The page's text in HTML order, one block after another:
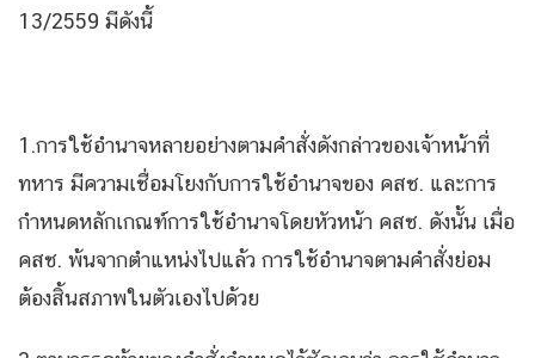
13/2559 มีดังนี้
1.การใช้อำนาจหลายอย่างตามคำสั่งดังกล่าวของเจ้าหน้าที่
ทหาร มีความเชื่อมโยงกับการใช้อำนาจของ คสช. และการ
กำหนดหลักเกณฑ์การใช้อำนาจโดยหัวหน้า คสช. ดังนั้น เมื่อ
คสช. พ้นจากตำแหน่งไปแล้ว การใช้อำนาจตามคำสั่งย่อม
ต้องสิ้นสภาพในตัวเองไปด้วย